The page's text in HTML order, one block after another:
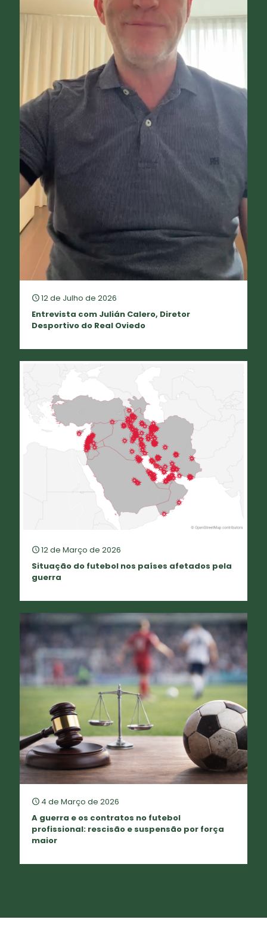
12 de Julho de 2026
Entrevista com Julián Calero, Diretor
Desportivo do Real Oviedo
12 de Março de 2026
Situação do futebol nos países afetados pela
guerra
4 de Março de 2026
A guerra e os contratos no futebol
profissional: rescisão e suspensão por força
maior